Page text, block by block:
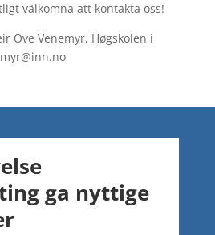
välkomna att kontakta oss!
Ove Venemyr, Høgskolen i
ga nyttige